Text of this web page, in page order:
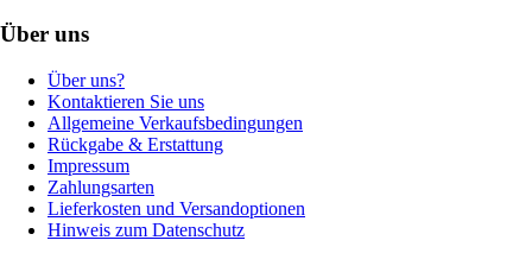
Über uns
Über uns?
Kontaktieren Sie uns
Allgemeine Verkaufsbedingungen
Rückgabe & Erstattung
Impressum
Zahlungsarten
Lieferkosten und Versandoptionen
Hinweis zum Datenschutz